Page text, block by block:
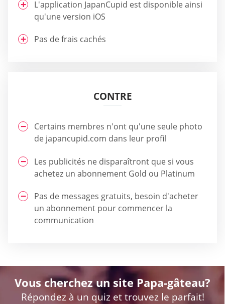
L'application JapanCupid est disponible ainsi
qu'une version iOS
Pas de frais cachés
CONTRE
Certains membres n'ont qu'une seule photo
de japancupid.com dans leur profil
Les publicités ne disparaîtront que si vous
achetez un abonnement Gold ou Platinum
Pas de messages gratuits, besoin d'acheter
un abonnement pour commencer la
communication
Vous cherchez un site Papa-gâteau?
Répondez à un quiz et trouvez le parfait!